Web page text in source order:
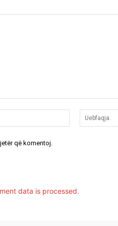
Email:*
që komentoj.
data is processed.